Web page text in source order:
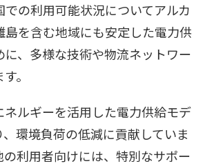
の利用可能状況についてアルカ
島を含む地域にも安定した電力供
に、多様な技術や物流ネットワー
。
ルギーを活用した電力供給モデ
環境負荷の低減に貢献していま
の利用者向けには、特別なサポー